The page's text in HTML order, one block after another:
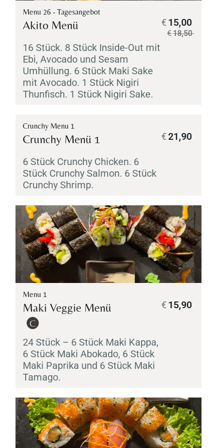
Menu 26 - Tagesangebot
Akito Menü
16 Stück. 8 Stück Inside-Out mit
Ebi, Avocado und Sesam
Umhüllung. 6 Stück Maki Sake
mit Avocado. 1 Stück Nigiri
Thunfisch. 1 Stück Nigiri Sake.
18,50
€
15,00
€
Crunchy Menu 1
Crunchy Menü 1
6 Stück Crunchy Chicken. 6
Stück Crunchy Salmon. 6 Stück
Crunchy Shrimp.
21,90
€
Menu 1
Maki Veggie Menü
C
24 Stück – 6 Stück Maki Kappa,
6 Stück Maki Abokado, 6 Stück
Maki Paprika und 6 Stück Maki
Tamago.
15,90
€